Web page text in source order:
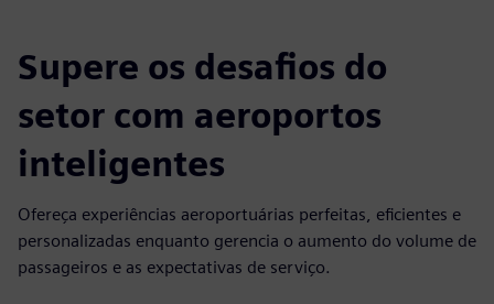
Supere os desafios do
setor com aeroportos
inteligentes
Ofereça experiências aeroportuárias perfeitas, eficientes e
personalizadas enquanto gerencia o aumento do volume de
passageiros e as expectativas de serviço.